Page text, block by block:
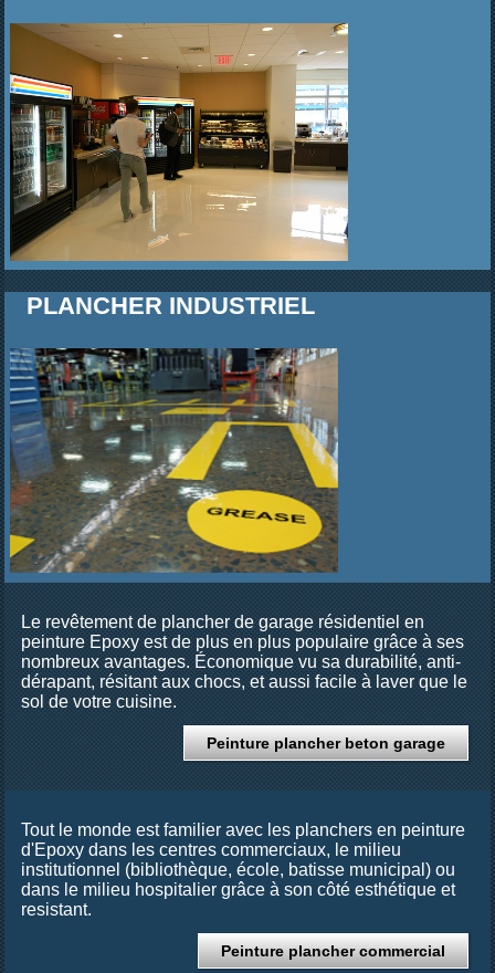
PLANCHER INDUSTRIEL
Le revêtement de plancher de garage résidentiel en
peinture Epoxy est de plus en plus populaire grâce à ses
nombreux avantages. Économique vu sa durabilité, anti-
dérapant, résitant aux chocs, et aussi facile à laver que le
sol de votre cuisine.
Peinture plancher beton garage
Tout le monde est familier avec les planchers en peinture
d'Epoxy dans les centres commerciaux, le milieu
institutionnel (bibliothèque, école, batisse municipal) ou
dans le milieu hospitalier grâce à son côté esthétique et
resistant.
Peinture plancher commercial